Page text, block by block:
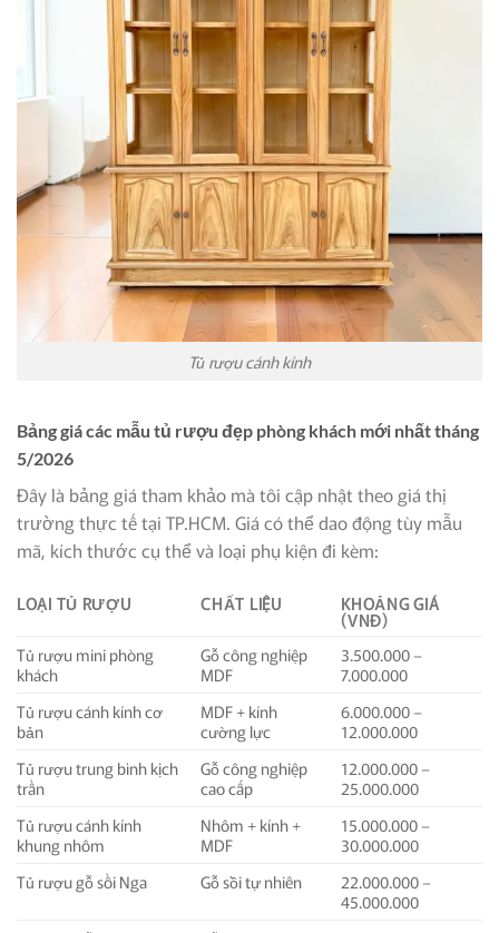
Tủ rượu cánh kính
Bảng giá các mẫu tủ rượu đẹp phòng khách mới nhất tháng
5/2026
Đây là bảng giá tham khảo mà tôi cập nhật theo giá thị
trường thực tế tại TP.HCM. Giá có thể dao động tùy mẫu
mã, kích thước cụ thể và loại phụ kiện đi kèm:
LOẠI TỦ RƯỢU CHẤT LIỆU KHOẢNG GIÁ
(VNĐ)
Tủ rượu mini phòng
khách
Gỗ công nghiệp
MDF
3.500.000 –
7.000.000
Tủ rượu cánh kính cơ
bản
MDF + kính
cường lực
6.000.000 –
12.000.000
Tủ rượu trung bình kịch
trần
Gỗ công nghiệp
cao cấp
12.000.000 –
25.000.000
Tủ rượu cánh kính
khung nhôm
Nhôm + kính +
MDF
15.000.000 –
30.000.000
Tủ rượu gỗ sồi Nga
Gỗ sồi tự nhiên
22.000.000 –
45.000.000